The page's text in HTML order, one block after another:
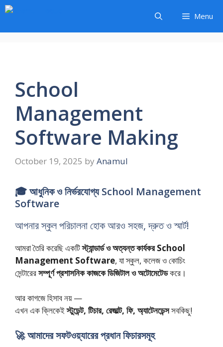
Skip
content
Menu
School
Management
Software Making
October 19, 2025 by Anamul
🎓 আধুনিক ও নির্ভরযোগ্য School Management
Software
আপনার স্কুল পরিচালনা হোক আরও সহজ, দ্রুত ও স্মার্ট!
আমরা তৈরি করেছি একটিস্ট্যান্ডার্ড ও অত্যন্ত কার্যকর School
Management Software, যা স্কুল, কলেজ ও কোচিং
সেন্টারেরসম্পূর্ণ প্রশাসনিক কাজকে ডিজিটাল ও অটোমেটেডকরে।
আর কাগজে হিসাব নয় —
এখন এক ক্লিকেইস্টুডেন্ট, টিচার, রেজাল্ট, ফি, অ্যাটেনডেন্সসবকিছু!
🚀 আমাদের সফটওয়্যারের প্রধান ফিচারসমূহ